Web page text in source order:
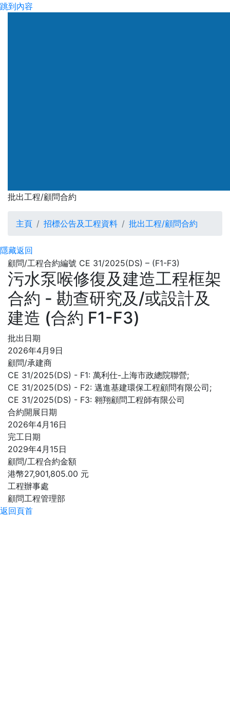
跳到內容
批出工程/顧問合約
批出工程/顧問合約
主頁 招標公告及工程資料 批出工程/顧問合約
隱藏返回
顧問/工程合約編號 CE 31/2025(DS) – (F1-F3)
污水泵喉修復及建造工程框架
合約 - 勘查研究及/或設計及
建造 (合約 F1-F3)
批出日期
2026年4月9日
顧問/承建商
CE 31/2025(DS) - F1: 萬利仕-上海市政總院聯營;
CE 31/2025(DS) - F2: 邁進基建環保工程顧問有限公司;
CE 31/2025(DS) - F3: 翱翔顧問工程師有限公司
合約開展日期
2026年4月16日
完工日期
2029年4月15日
顧問/工程合約金額
港幣27,901,805.00 元
工程辦事處
顧問工程管理部
返回頁首